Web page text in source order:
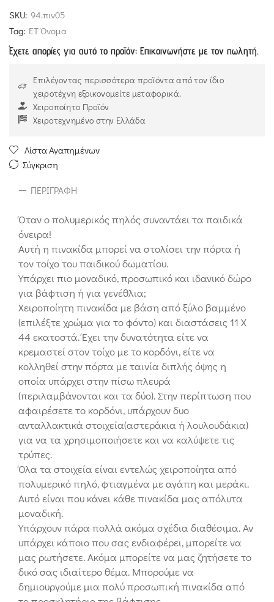
SKU: 94.πιν05
Tag: ΕΤ Όνομα
Έχετε απορίες για αυτό το προϊόν; Επικοινωνήστε με τον πωλητή.
Επιλέγοντας περισσότερα προϊόντα από τον ίδιο
χειροτέχνη εξοικονομείτε μεταφορικά.
Χειροποίητο Προϊόν
Χειροτεχνημένο στην Ελλάδα
Λίστα Αγαπημένων
Σύγκριση
ΠΕΡΙΓΡΑΦΉ
Όταν ο πολυμερικός πηλός συναντάει τα παιδικά
όνειρα!
Αυτή η πινακίδα μπορεί να στολίσει την πόρτα ή
τον τοίχο του παιδικού δωματίου.
Υπάρχει πιο μοναδικό, προσωπικό και ιδανικό δώρο
για βάφτιση ή για γενέθλια;
Χειροποίητη πινακίδα με βάση από ξύλο βαμμένο
(επιλέξτε χρώμα για το φόντο) και διαστάσεις 11 Χ
44 εκατοστά. Έχει την δυνατότητα είτε να
κρεμαστεί στον τοίχο με το κορδόνι, είτε να
κολληθεί στην πόρτα με ταινία διπλής όψης η
οποία υπάρχει στην πίσω πλευρά
(περιλαμβάνονται και τα δύο). Στην περίπτωση που
αφαιρέσετε το κορδόνι, υπάρχουν δυο
ανταλλακτικά στοιχεία(αστεράκια ή λουλουδάκια)
για να τα χρησιμοποιήσετε και να καλύψετε τις
τρύπες.
Όλα τα στοιχεία είναι εντελώς χειροποίητα από
πολυμερικό πηλό, φτιαγμένα με αγάπη και μεράκι.
Αυτό είναι που κάνει κάθε πινακίδα μας απόλυτα
μοναδική.
Υπάρχουν πάρα πολλά ακόμα σχέδια διαθέσιμα. Αν
υπάρχει κάποιο που σας ενδιαφέρει, μπορείτε να
μας ρωτήσετε. Ακόμα μπορείτε να μας ζητήσετε το
δικό σας ιδιαίτερο θέμα. Μπορούμε να
δημιουργούμε μια πολύ προσωπική πινακίδα από